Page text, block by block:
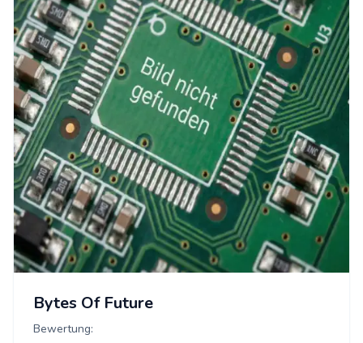
Bytes Of Future
Bewertung: